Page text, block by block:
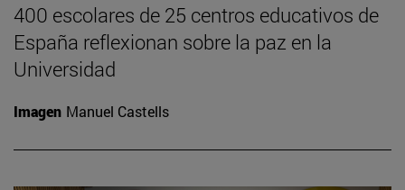
400 escolares de 25 centros educativos de
España reflexionan sobre la paz en la
Universidad
Imagen Manuel Castells